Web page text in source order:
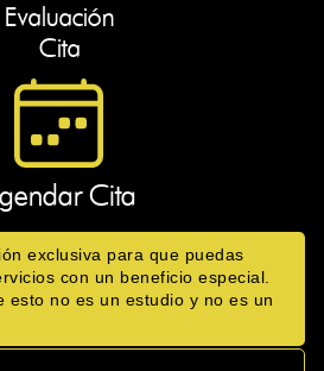
Evaluación
Cita
Cita
exclusiva para que puedas
con un beneficio especial.
esto no es un estudio y no es un